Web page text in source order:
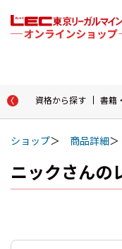
資格から探す 書籍
ショップ 商品詳細
ニックさんの